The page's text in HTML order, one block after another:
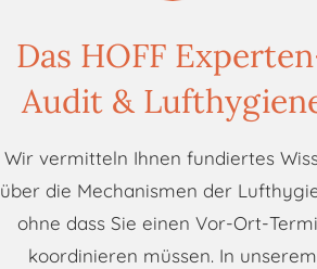
Das HOFF
Audit &
Wir vermitteln Ihnen fundiertes
über die Mechanismen der
ohne dass Sie einen Vor-Ort-
koordinieren müssen. In unserem